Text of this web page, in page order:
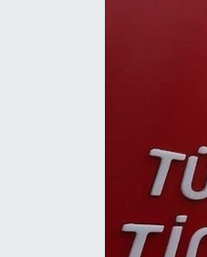
En çok konuşulanlar